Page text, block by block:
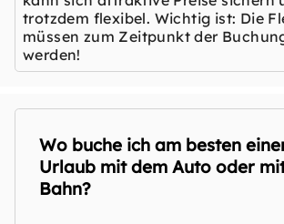
trotzdem flexibel. Wichtig ist: Die
müssen zum Zeitpunkt der
werden!
Wo buche ich am besten
Urlaub mit dem Auto oder
Bahn?